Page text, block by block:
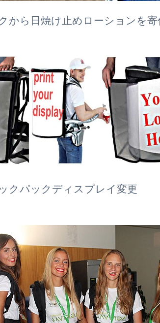
から日焼け止めローションを
クパックディスプレイ変更